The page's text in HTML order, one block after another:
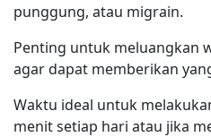
punggung, atau migrain.
Penting untuk meluangkan
agar dapat memberikan
Waktu ideal untuk
menit setiap hari atau jika